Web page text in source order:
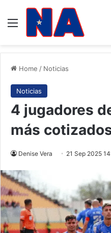
Menu
Home / Noticias
Noticias
4 jugadores
más
Denise Vera 21 Sep 2025